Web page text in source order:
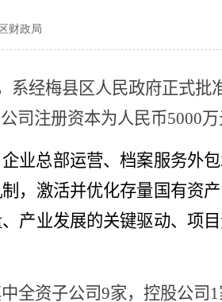
财政局
系经梅县区人民政府正式
司注册资本为人民币5000万
业总部运营、档案服务外
，激活并优化存量国有资
产业发展的关键驱动、项
全资子公司9家，控股公司 1